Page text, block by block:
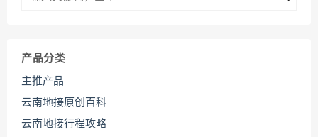
产品分类
主推产品
云南地接原创百科
云南地接行程攻略